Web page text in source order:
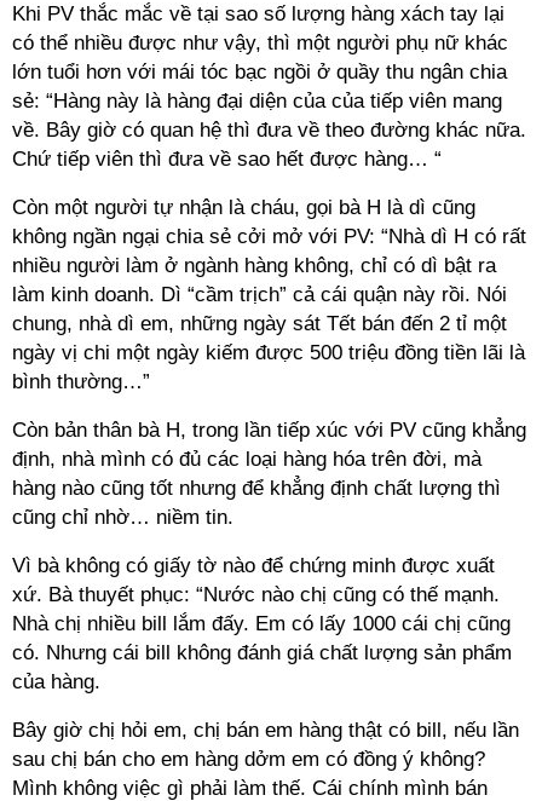
Khi PV thắc mắc về tại sao số lượng hàng xách tay lại
có thể nhiều được như vậy, thì một người phụ nữ khác
lớn tuổi hơn với mái tóc bạc ngồi ở quầy thu ngân chia
sẻ: “Hàng này là hàng đại diện của của tiếp viên mang
về. Bây giờ có quan hệ thì đưa về theo đường khác nữa.
Chứ tiếp viên thì đưa về sao hết được hàng… “
Còn một người tự nhận là cháu, gọi bà H là dì cũng
không ngần ngại chia sẻ cởi mở với PV: “Nhà dì H có rất
nhiều người làm ở ngành hàng không, chỉ có dì bật ra
làm kinh doanh. Dì “cầm trịch” cả cái quận này rồi. Nói
chung, nhà dì em, những ngày sát Tết bán đến 2 tỉ một
ngày vị chi một ngày kiếm được 500 triệu đồng tiền lãi là
bình thường…”
Còn bản thân bà H, trong lần tiếp xúc với PV cũng khẳng
định, nhà mình có đủ các loại hàng hóa trên đời, mà
hàng nào cũng tốt nhưng để khẳng định chất lượng thì
cũng chỉ nhờ… niềm tin.
Vì bà không có giấy tờ nào để chứng minh được xuất
xứ. Bà thuyết phục: “Nước nào chị cũng có thế mạnh.
Nhà chị nhiều bill lắm đấy. Em có lấy 1000 cái chị cũng
có. Nhưng cái bill không đánh giá chất lượng sản phẩm
của hàng.
Bây giờ chị hỏi em, chị bán em hàng thật có bill, nếu lần
sau chị bán cho em hàng dởm em có đồng ý không?
Mình không việc gì phải làm thế. Cái chính mình bán